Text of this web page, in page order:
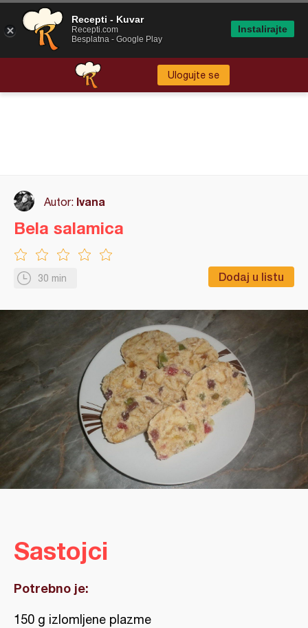
Ulogujte se
Autor: Ivana
30 min Dodaj u listu
Bela salamica
Sastojci
Potrebno je:
150 g izlomljene plazme
Recepti - Kuvar
Recepti.com
Besplatna - Google Play
Instalirajte